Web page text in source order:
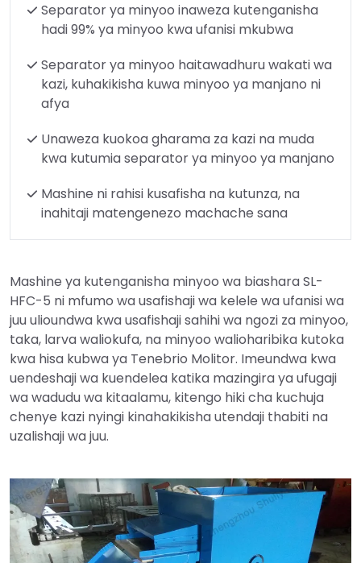
Separator ya minyoo inaweza kutenganisha
hadi 99% ya minyoo kwa ufanisi mkubwa
Separator ya minyoo haitawadhuru wakati wa
kazi, kuhakikisha kuwa minyoo ya manjano ni
afya
Unaweza kuokoa gharama za kazi na muda
kwa kutumia separator ya minyoo ya manjano
Mashine ni rahisi kusafisha na kutunza, na
inahitaji matengenezo machache sana
Mashine ya kutenganisha minyoo wa biashara SL-
HFC-5 ni mfumo wa usafishaji wa kelele wa ufanisi wa
juu ulioundwa kwa usafishaji sahihi wa ngozi za minyoo,
taka, larva waliokufa, na minyoo walioharibika kutoka
kwa hisa kubwa ya Tenebrio Molitor. Imeundwa kwa
uendeshaji wa kuendelea katika mazingira ya ufugaji
wa wadudu wa kitaalamu, kitengo hiki cha kuchuja
chenye kazi nyingi kinahakikisha utendaji thabiti na
uzalishaji wa juu.